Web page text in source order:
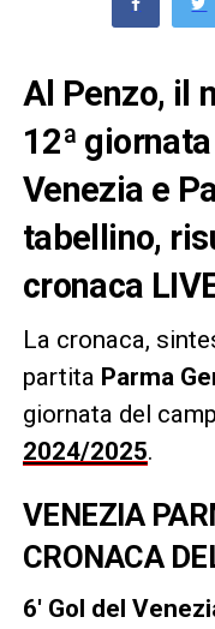
Al Penzo, il
12ª
Venezia e
tabellino,
cronaca
La cronaca,
partita Parma
giornata del
2024/2025.
VENEZIA
CRONACA
6′ Gol del